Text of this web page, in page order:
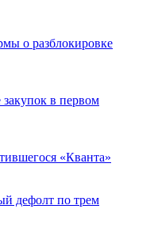
о разблокировке
в первом
«Кванта»
дефолт по трем